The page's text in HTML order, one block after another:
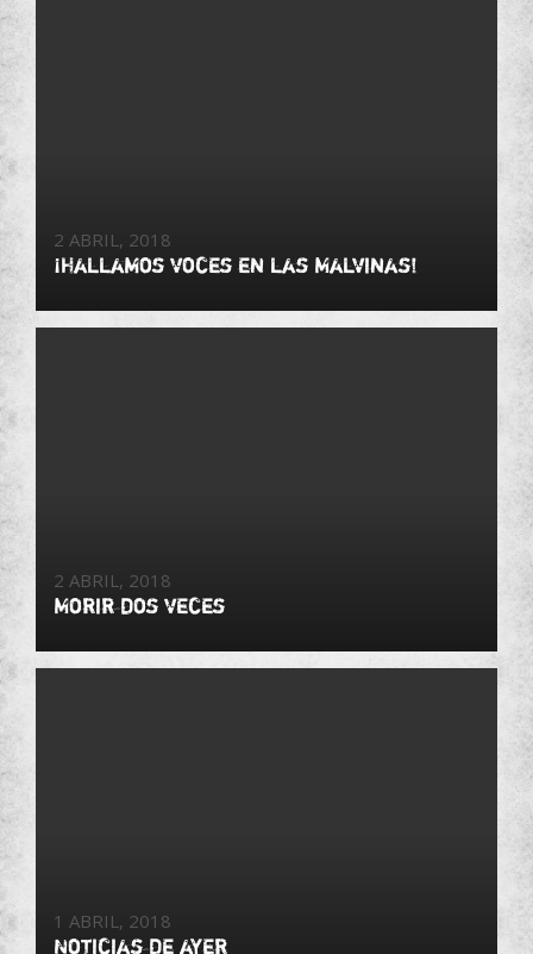
2 ABRIL, 2018
¡Hallamos voces en las Malvinas!
2 ABRIL, 2018
Morir dos veces
1 ABRIL, 2018
Noticias de ayer